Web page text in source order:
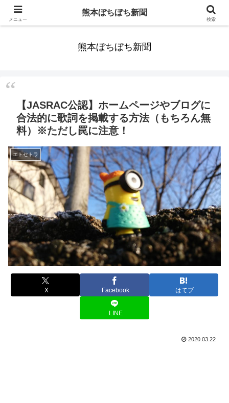
みんなまだ気づかずすごしていたんだわ。ずっといっしょに歩いてゆけるっ
熊本ぼちぼち新聞
【JASRAC公認】ホームページやブログに
合法的に歌詞を掲載する方法（もちろん無
料）※ただし罠に注意！
エトセトラ
X Facebook はてブ
LINE
2020.03.22
メニュー
熊本ぼちぼち新聞
検索